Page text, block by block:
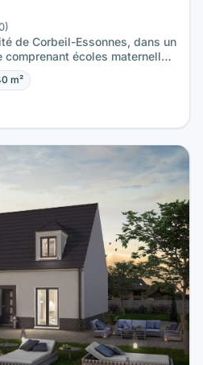
de Corbeil-Essonnes, dans un
comprenant écoles maternelle
m²